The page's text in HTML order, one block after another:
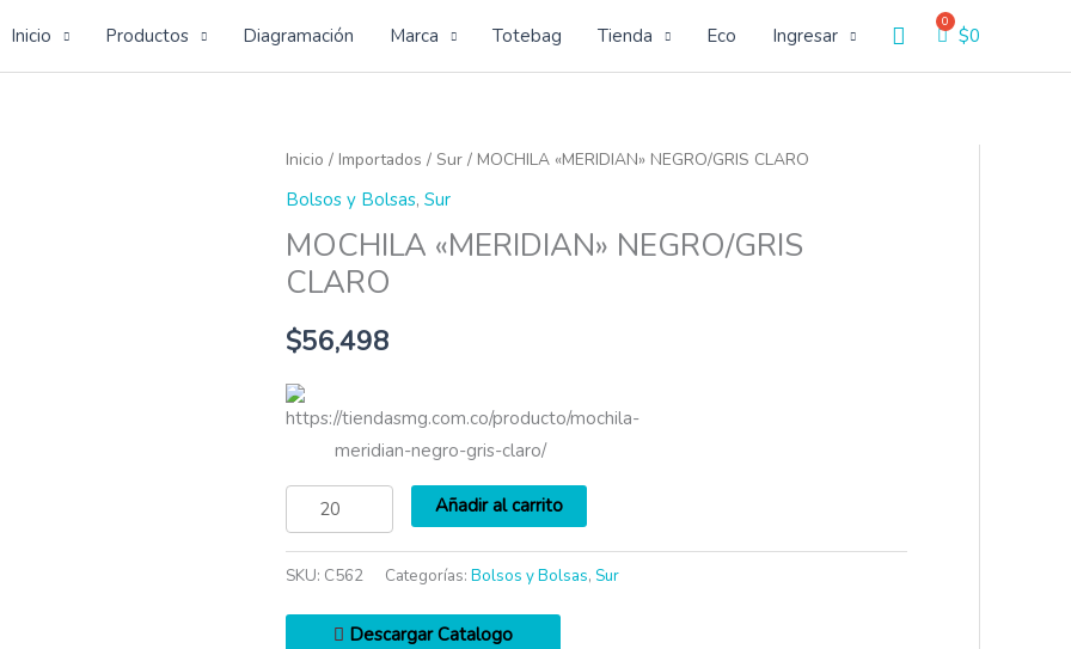
Inicio Productos Diagramación Marca Totebag Tienda Eco Ingresar Buscar$0
Inicio / Importados / Sur/ MOCHILA «MERIDIAN» NEGRO/GRIS CLARO
Bolsos y Bolsas, Sur
MOCHILA «MERIDIAN» NEGRO/GRIS
CLARO
$56,498
https://tiendasmg.com.co/producto/mochila-
meridian-negro-gris-claro/
MOCHILA
"MERIDIAN"
CLARO
cantidad
Añadir al carrito
SKU: C562 Categorías: Bolsos y Bolsas, Sur
Descargar Catalogo